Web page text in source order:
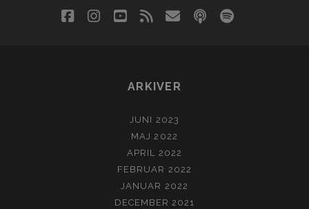
facebookinstagram
youtube
rss emailpodcastspotify
ARKIVER
JUNI 2023
MAJ 2022
APRIL 2022
FEBRUAR 2022
JANUAR 2022
DECEMBER 2021